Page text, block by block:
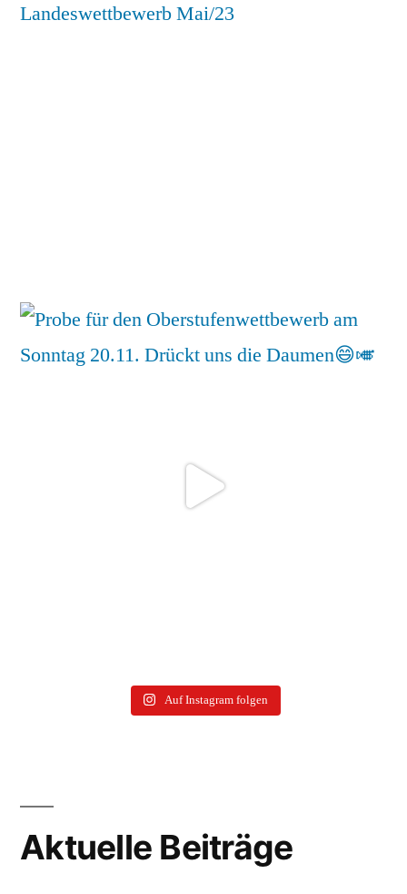
Auf Instagram folgen
Aktuelle Beiträge